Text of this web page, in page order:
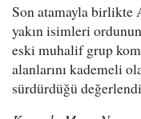
Son atamayla birlikte
yakın isimleri
eski muhalif grup
alanlarını kademeli
sürdürdüğü